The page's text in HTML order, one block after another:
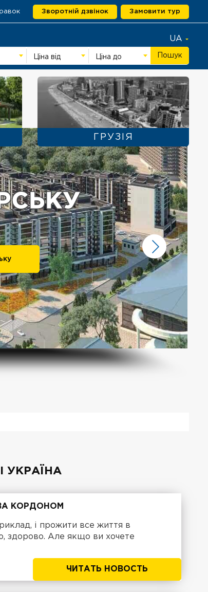
Зворотній дзвінок Замовити тур
UA
Ціна від Ціна до Пошук
ГРУЗІЯ
УКРАЇНА
КОРДОНОМ
і прожити все життя в
здорово. Але якщо ви хочете
ЧИТАТЬ НОВОСТЬ